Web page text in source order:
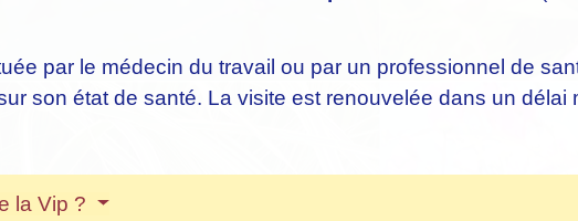
par le médecin du travail ou par un professionnel de
son état de santé. La visite est renouvelée dans un délai
la Vip ?